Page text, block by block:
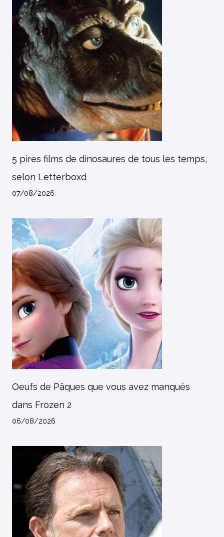
5 pires films de dinosaures de tous les temps,
selon Letterboxd
07/08/2026
Oeufs de Pâques que vous avez manqués
dans Frozen 2
06/08/2026